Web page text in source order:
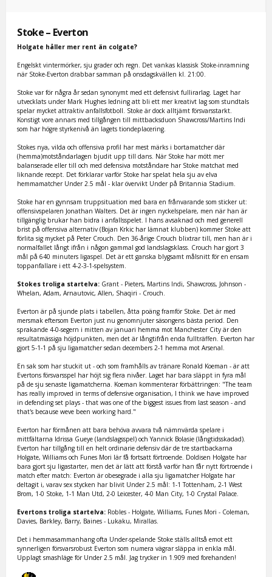
Stoke – Everton
Holgate håller mer rent än colgate?
Engelskt vintermörker, sju grader och regn. Det vankas klassisk Stoke-inramning
när Stoke-Everton drabbar samman på onsdagskvällen kl. 21:00.
Stoke var för några år sedan synonymt med ett defensivt fullirarlag. Laget har
utvecklats under Mark Hughes ledning att bli ett mer kreativt lag som stundtals
spelar mycket attraktiv anfallsfotboll. Stoke är dock alltjämt försvarsstarkt.
Konstigt vore annars med tillgången till mittbacksduon Shawcross/Martins Indi
som har högre styrkenivå än lagets tiondeplacering.
Stokes nya, vilda och offensiva profil har mest märks i bortamatcher där
(hemma)motståndarlagen bjudit upp till dans. När Stoke har mött mer
balanserade eller till och med defensiva motståndare har Stoke matchat med
liknande recept. Det förklarar varför Stoke har spelat hela sju av elva
hemmamatcher Under 2.5 mål - klar övervikt Under på Britannia Stadium.
Stoke har en gynnsam truppsituation med bara en frånvarande som sticker ut:
offensivspelaren Jonathan Walters. Det är ingen nyckelspelare, men när han är
tillgänglig brukar han bidra i anfallsspelet. I hans avsaknad och med generell
brist på offensiva alternativ (Bojan Krkic har lämnat klubben) kommer Stoke att
förlita sig mycket på Peter Crouch. Den 36-årige Crouch blixtrar till, men han är i
normalfallet långt ifrån i någon gammal god landslagsklass. Crouch har gjort 3
mål på 640 minuters ligaspel. Det är ett ganska blygsamt målsnitt för en ensam
toppanfallare i ett 4-2-3-1-spelsystem.
Stokes troliga startelva: Grant - Pieters, Martins Indi, Shawcross, Johnson -
Whelan, Adam, Arnautovic, Allen, Shaqiri - Crouch.
Everton är på sjunde plats i tabellen, åtta poäng framför Stoke. Det är med
mersmak eftersom Everton just nu genomnjuter säsongens bästa period. Den
sprakande 4-0-segern i mitten av januari hemma mot Manchester City är den
resultatmässiga höjdpunkten, men det är långtifrån enda fullträffen. Everton har
gjort 5-1-1 på sju ligamatcher sedan decembers 2-1 hemma mot Arsenal.
En sak som har stuckit ut - och som framhålls av tränare Ronald Koeman - är att
Evertons försvarsspel har höjt sig flera nivåer. Laget har bara släppt in fyra mål
på de sju senaste ligamatcherna. Koeman kommenterar förbättringen: "The team
has really improved in terms of defensive organisation, I think we have improved
in defending set plays - that was one of the biggest issues from last season - and
that's because weve been working hard."
Everton har förmånen att bara behöva avvara två nämnvärda spelare i
mittfältarna Idrissa Gueye (landslagsspel) och Yannick Bolasie (långtidsskadad).
Everton har tillgång till en helt ordinarie defensiv där de tre startbackarna
Holgate, Williams och Funes Mori lär få fortsatt förtroende. Doldisen Holgate har
bara gjort sju ligastarter, men det är lätt att förstå varför han får nytt förtroende i
match efter match: Everton är obesegrade i alla sju ligamatcher Holgate har
deltagit i, varav sex stycken har blivit Under 2.5 mål: 1-1 Tottenham, 2-1 West
Brom, 1-0 Stoke, 1-1 Man Utd, 2-0 Leicester, 4-0 Man City, 1-0 Crystal Palace.
Evertons troliga startelva: Robles - Holgate, Williams, Funes Mori - Coleman,
Davies, Barkley, Barry, Baines - Lukaku, Mirallas.
Det i hemmasammanhang ofta Under-spelande Stoke ställs alltså emot ett
synnerligen försvarsrobust Everton som numera vägrar släppa in enkla mål.
Upplagt smashläge för Under 2.5 mål. Jag trycker in 1.909 med forehanden!